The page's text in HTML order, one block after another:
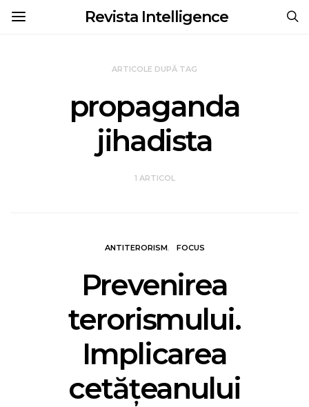
Revista Intelligence
ARTICOLE DUPĂ TAG
propaganda
jihadista
1 ARTICOL
ANTITERORISM FOCUS
Prevenirea
terorismului.
Implicarea
cetățeanului